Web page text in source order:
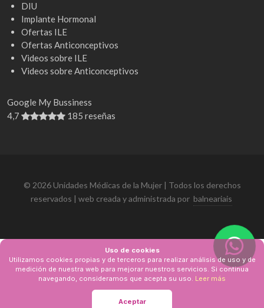
DIU
Implante Hormonal
Ofertas ILE
Ofertas Anticonceptivos
Videos sobre ILE
Videos sobre Anticonceptivos
Google My Bussiness
4,7
185 reseñas
© 2026 Unidades Médicas de la Mujer | Todos los derechos
reservados | web creada y administrada por balneariais
Uso de cookies
Utilizamos cookies propias y de terceros para realizar análisis de uso y de
medición de nuestra web para mejorar nuestros servicios. Si continua
navegando, consideramos que acepta su uso. Leer más
Aceptar